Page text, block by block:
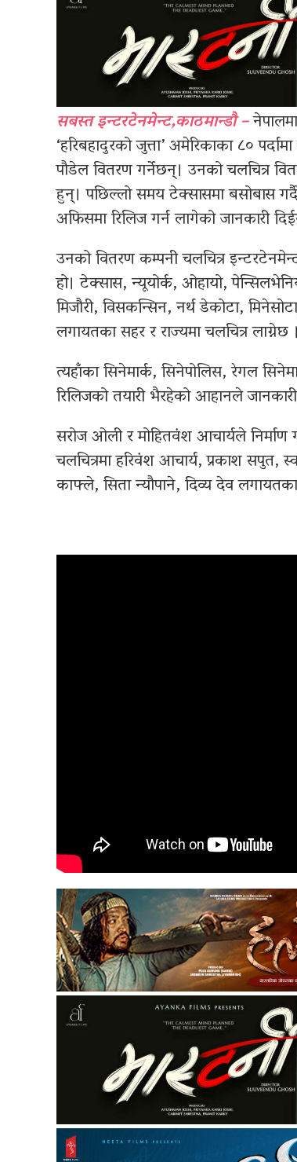
सबस्त इन्टरटेनमेन्ट,काठमान्डौ –
‘हरिबहादुरको जुत्ता’ अमेरिकाका ८०
पौडेल वितरण गर्नेछन्। उनको चलचित्र
हुन्। पछिल्लो समय टेक्सासमा बसोबास
अफिसमा रिलिज गर्न लागेको जानकारी
उनको वितरण कम्पनी चलचित्र
हो। टेक्सास, न्यूयोर्क, ओहायो,
मिजौरी, विसकन्सिन, नर्थ डेकोटा,
लगायतका सहर र राज्यमा चलचित्र लाग्नेछ ।
त्यहाँका सिनेमार्क, सिनेपोलिस, रेगल
रिलिजको तयारी भैरहेको आहानले
सरोज ओली र मोहितवंश आचार्यले
चलचित्रमा हरिवंश आचार्य, प्रकाश सपुत,
काफ्ले, सिता न्यौपाने, दिव्य देव